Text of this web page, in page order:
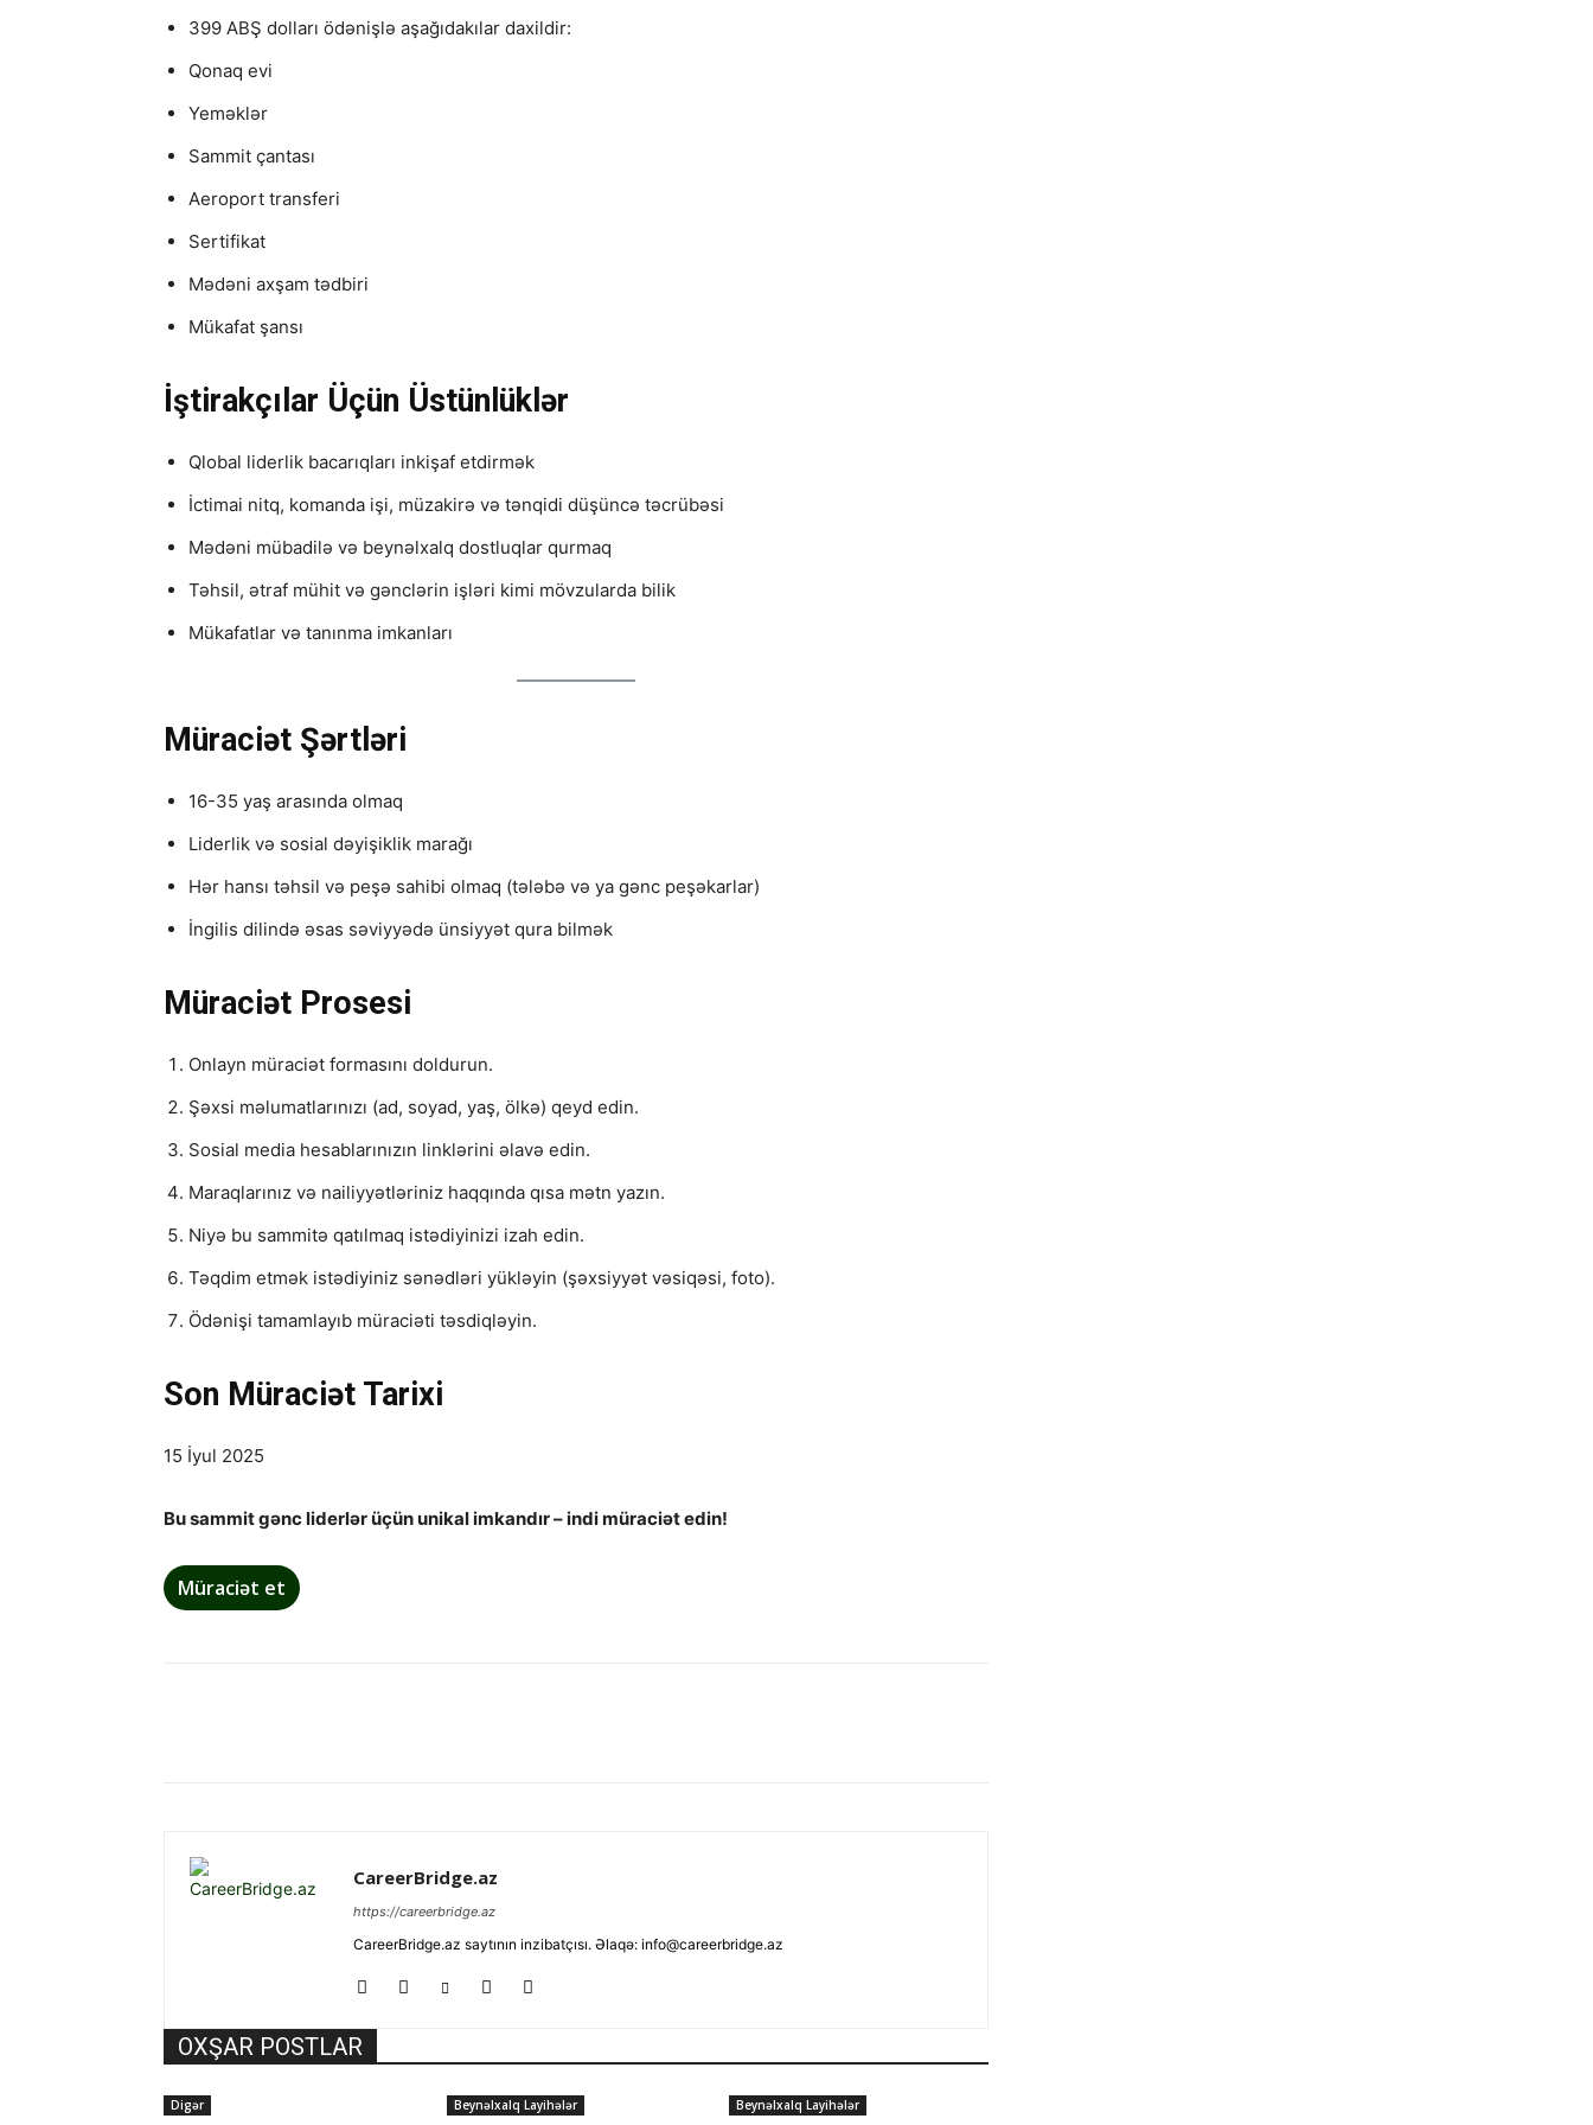
399 ABŞ dolları ödənişlə aşağıdakılar daxildir:
Qonaq evi
Yeməklər
Sammit çantası
Aeroport transferi
Sertifikat
Mədəni axşam tədbiri
Mükafat şansı
İştirakçılar Üçün Üstünlüklər
Qlobal liderlik bacarıqları inkişaf etdirmək
İctimai nitq, komanda işi, müzakirə və tənqidi düşüncə təcrübəsi
Mədəni mübadilə və beynəlxalq dostluqlar qurmaq
Təhsil, ətraf mühit və gənclərin işləri kimi mövzularda bilik
Mükafatlar və tanınma imkanları
Müraciət Şərtləri
16-35 yaş arasında olmaq
Liderlik və sosial dəyişiklik marağı
Hər hansı təhsil və peşə sahibi olmaq (tələbə və ya gənc peşəkarlar)
İngilis dilində əsas səviyyədə ünsiyyət qura bilmək
Müraciət Prosesi
Onlayn müraciət formasını doldurun.
Şəxsi məlumatlarınızı (ad, soyad, yaş, ölkə) qeyd edin.
Sosial media hesablarınızın linklərini əlavə edin.
Maraqlarınız və nailiyyətləriniz haqqında qısa mətn yazın.
Niyə bu sammitə qatılmaq istədiyinizi izah edin.
Təqdim etmək istədiyiniz sənədləri yükləyin (şəxsiyyət vəsiqəsi, foto).
Ödənişi tamamlayıb müraciəti təsdiqləyin.
Son Müraciət Tarixi
15 İyul 2025
Bu sammit gənc liderlər üçün unikal imkandır – indi müraciət edin!
Müraciət et
CareerBridge.az
https://careerbridge.az
CareerBridge.az saytının inzibatçısı. Əlaqə: info@careerbridge.az
OXŞAR POSTLAR
Digər Beynəlxalq Layihələr Beynəlxalq Layihələr